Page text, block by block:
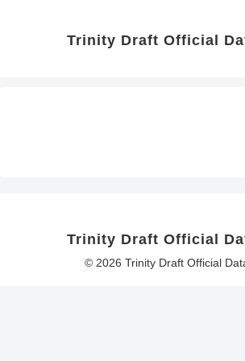
Trinity Draft Official
Trinity Draft Official
© 2026 Trinity Draft Official